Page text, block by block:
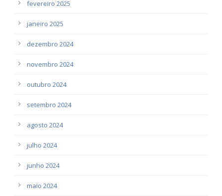
fevereiro 2025
janeiro 2025
dezembro 2024
novembro 2024
outubro 2024
setembro 2024
agosto 2024
julho 2024
junho 2024
maio 2024